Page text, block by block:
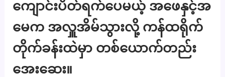
ကျောင်းပိတ်ရက်ပေမယ့် အဖေနှင့်အ
မေက အလှူအိမ်သွားလို့ ကန်ထရိုက်
တိုက်ခန်းထဲမှာ တစ်ယောက်တည်း
အေးဆေး။